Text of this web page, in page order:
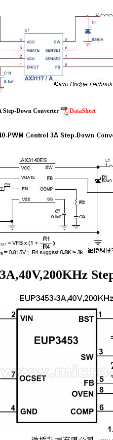
Down Converter DataSheet
3A,40V,200KHz